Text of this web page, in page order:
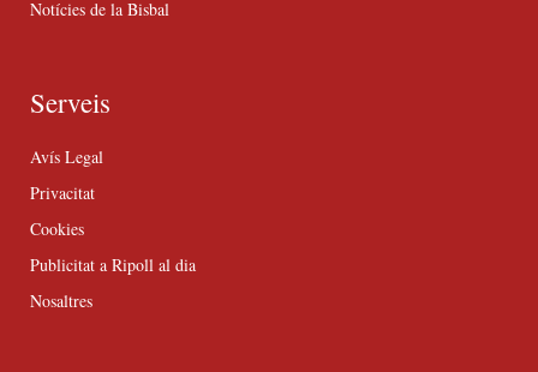
Notícies de la Bisbal
Serveis
Avís Legal
Privacitat
Cookies
Publicitat a Ripoll al dia
Nosaltres